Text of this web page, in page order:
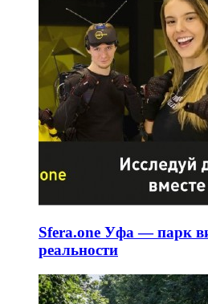
Sfera.one Уфа — парк
реальности